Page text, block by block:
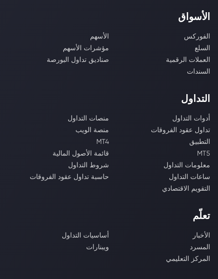
الأسواق
الفوركس
الأسهم
السلع
مؤشرات الأسهم
العملات الرقمية
صناديق تداول البورصة
السندات
التداول
أدوات التداول
منصات التداول
تداول عقود الفروقات
منصة الويب
التطبيق
MT4
MT5
قائمة الأصول المالية
معلومات التداول
شروط التداول
ساعات التداول
حاسبة تداول عقود الفروقات
التقويم الاقتصادي
تعلّم
الأخبار
أساسيات التداول
المسرد
ويبنارات
المركز التعليمي